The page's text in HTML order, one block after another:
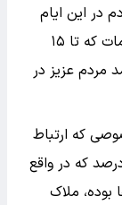
در این ایام
دارند، صورت گرفته باشد. با رایگان شدن خدمات که تا ۱۵
مردم عزیز در
که ارتباط
با شهرداری تهران ندارند، همان ۴۲ درصد که در واقع
ملاک